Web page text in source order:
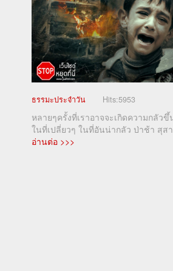
ธรรมะประจำวัน Hits:5953
หลายๆครั้งที่เราอาจจะเกิดความกลัวขึ้
ในที่เปลี่ยวๆ ในที่อันน่ากลัว ป่าช้า สุส
อ่านต่อ >>>